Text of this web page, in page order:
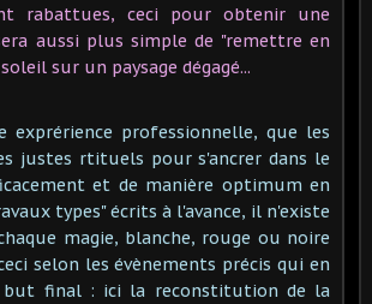
rabattues, ceci pour obtenir une
aussi plus simple de "remettre en
sur un paysage dégagé...
professionnelle, que les
justes rtituels pour s'ancrer dans le
et de manière optimum en
types" écrits à l'avance, il n'existe
magie, blanche, rouge ou noire
selon les évènements précis qui en
final : ici la reconstitution de la